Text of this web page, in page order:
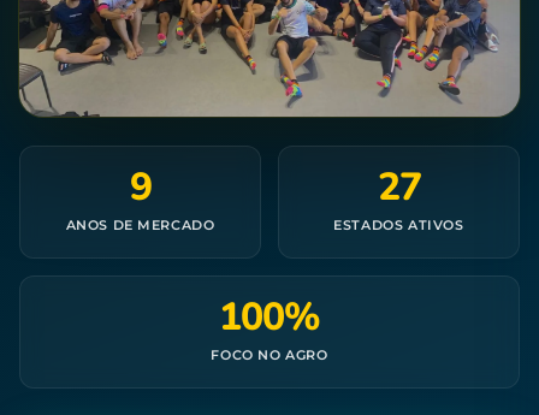
9
ANOS DE MERCADO
27
ESTADOS ATIVOS
100%
FOCO NO AGRO